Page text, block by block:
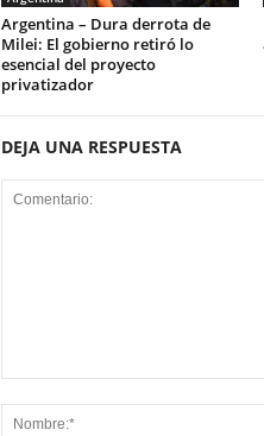
Argentina – Dura derrota de
Milei: El gobierno retiró lo
esencial del proyecto
privatizador
DEJA UNA RESPUESTA